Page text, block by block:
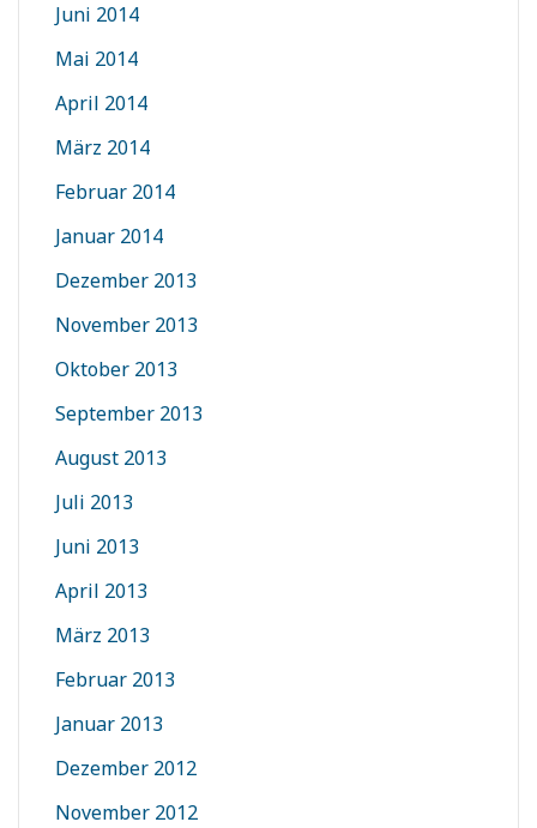
Juni 2014
Mai 2014
April 2014
März 2014
Februar 2014
Januar 2014
Dezember 2013
November 2013
Oktober 2013
September 2013
August 2013
Juli 2013
Juni 2013
April 2013
März 2013
Februar 2013
Januar 2013
Dezember 2012
November 2012